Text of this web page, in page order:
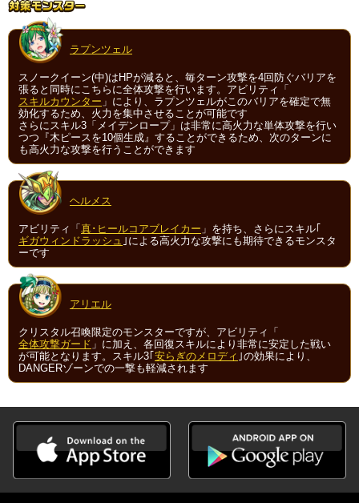
ラプンツェル
スノークイーン(中)はHPが減ると、毎ターン攻撃を4回防ぐバリアを
張ると同時にこちらに全体攻撃を行います。アビリティ「
スキルカウンター 」により、ラプンツェルがこのバリアを確定で無
効化するため、火力を集中させることが可能です
さらにスキル3「メイデンロープ」は非常に高火力な単体攻撃を行い
つつ『木ピースを10個生成』することができるため、次のターンに
も高火力な攻撃を行うことができます
ヘルメス
アビリティ「 真･ヒールコアブレイカー 」を持ち、さらにスキル｢
ギガウィンドラッシュ ｣による高火力な攻撃にも期待できるモンスタ
ーです
アリエル
クリスタル召喚限定のモンスターですが、アビリティ「
全体攻撃ガード 」に加え、各回復スキルにより非常に安定した戦い
が可能となります。スキル3｢ 安らぎのメロディ ｣の効果により、
DANGERゾーンでの一撃も軽減されます